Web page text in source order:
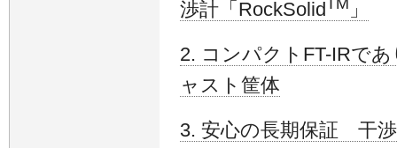
渉計「RockSolid
」
2. コンパクトFT-IRで
ャスト筐体
3. 安心の長期保証 干